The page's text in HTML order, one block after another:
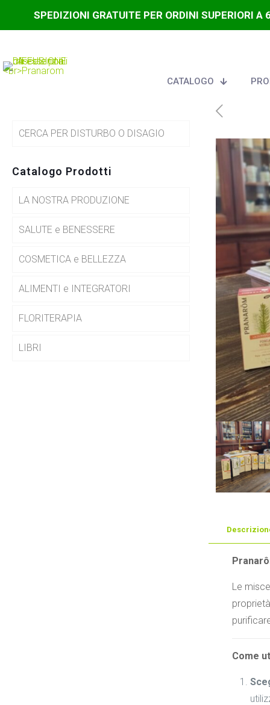
SPEDIZIONI GRATUITE PER ORDINI SUPERIORI A
CATALOGO
Le
Come
CERCA PER DISTURBO O DISAGIO
Catalogo Prodotti
LA NOSTRA PRODUZIONE
SALUTE e BENESSERE
COSMETICA e BELLEZZA
ALIMENTI e INTEGRATORI
FLORITERAPIA
LIBRI